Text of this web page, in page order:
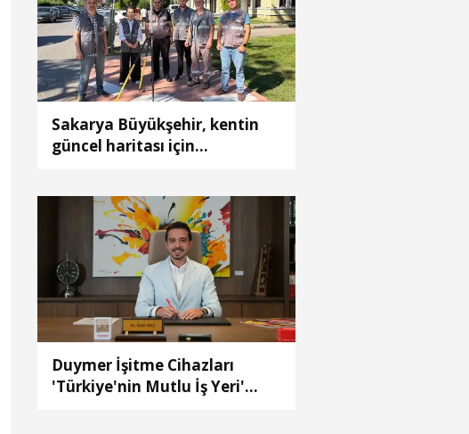
Sakarya Büyükşehir, kentin
güncel haritası için
Duymer İşitme Cihazları
'Türkiye'nin Mutlu İş Yeri'